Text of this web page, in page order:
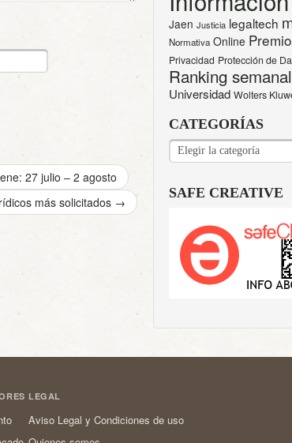
27 julio – 2 agosto
más solicitados →
Jaen Justicia legaltech
Normativa Online
Privacidad Protección de
Ranking semanal
Universidad Wolters
CATEGORÍAS
CATEGORÍAS
SAFE CREATIVE
LEGAL
Aviso Legal y Condiciones de uso